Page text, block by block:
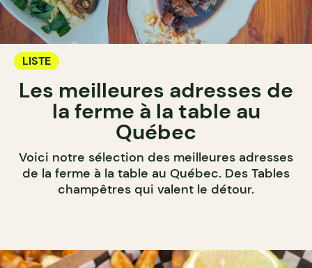
LISTE
Les meilleures adresses de
la ferme à la table au
Québec
Voici notre sélection des meilleures adresses
de la ferme à la table au Québec. Des Tables
champêtres qui valent le détour.